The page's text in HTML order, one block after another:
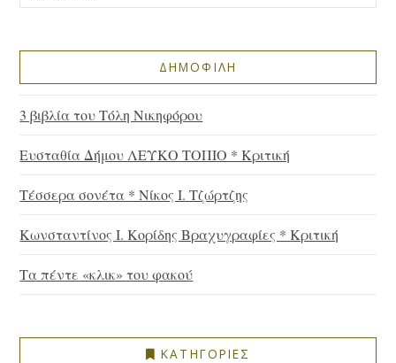
ΔΗΜΟΦΙΛΗ
3 βιβλία του Τόλη Νικηφόρου
Ευσταθία Δήμου ΛΕΥΚΟ ΤΟΠΙΟ * Κριτική
Τέσσερα σονέτα * Νίκος Ι. Τζώρτζης
Κωνσταντίνος Ι. Κορίδης Βραχυγραφίες * Κριτική
Τα πέντε «κλικ» του φακού
ΚΑΤΗΓΟΡΙΕΣ